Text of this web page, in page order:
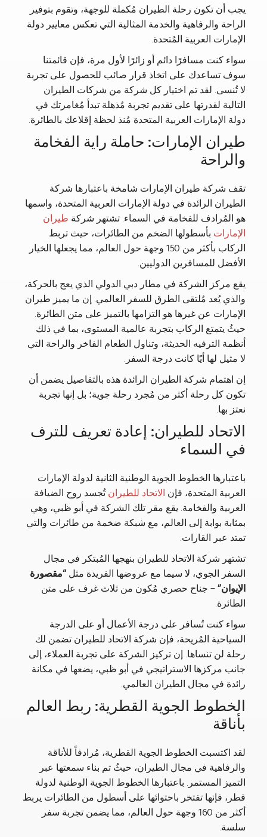
يجب أن تكون رحلة الطيران مُكملة للوجهة، وتقوم بتوفير
الراحة والرفاهية والخدمة المثالية التي تعكس معايير دولة
الإمارات العربية المُتحدة.
سواء كنت مسافرًا دائم أو زائرًا لأول مرة، فإن قائمتنا
سوف تساعدك على اتخاذ قرار صائب للحصول على تجربة
لا تُنسى. لقد تم اختيار كل شركة من شركات الطيران
التالية لقدرتها على تقديم تجربة مُذهلة تبدأ مُغامرتك في
دولة الإمارات العربية المتحدة مُنذ لحظة إقلاعك بالطائرة.
طيران الإمارات: حاملة راية الفخامة
والراحة
تقف شركة طيران الإمارات شامخة باعتبارها شركة
الطيران الرائدة في دولة الإمارات العربية المتحدة، واسمها
هو المُرادف للفخامة في السماء. تشتهر شركةطيران
الإماراتبأسطولها الضخم من الطائرات، حيث تربط
الركاب بأكثر من 150 وجهة حول العالم، مما يجعلها الخيار
الأفضل للمسافرين الدوليين.
يقع مركز الشركة في مطار دبي الدولي الذي يعج بالحركة،
والذي يُعد مُلتقى الطرق للسفر العالمي. إن ما يميز طيران
الإمارات عن غيرها هو التزامها بالتميز على متن الطائرة.
حيثُ يتمتع الركاب بتجربة عالمية المستوى، بما في ذلك
أنظمة الترفيه الحديثة، وتناول الطعام الفاخر والراحة التي
لا مثيل لها أيًا كانت درجة السفر.
إن اهتمام شركة الطيران الرائدة هذه بالتفاصيل يضمن أن
تكون كل رحلة أكثر من مُجرد رحلة جوية؛ بل إنها تجربة
نعتز بها.
الاتحاد للطيران: إعادة تعريف للترف
في السماء
باعتبارها الخطوط الجوية الوطنية الثانية لدولة الإمارات
العربية المتحدة، فإنالاتحاد للطيرانتُجسد روح الضيافة
العربية والفخامة. يقع مقر تلك الشركة في أبو ظبي، وهي
بمثابة بوابة إلى العالم، مع شبكة ضخمة من طائرات والتي
تمتد عبر القارات.
تشتهر شركة الاتحاد للطيران بنهجها المُبتكر في مجال
السفر الجوي، لا سيما مع عروضها الفريدة مثل“مقصورة
الإيوان”– جناح حصري مُكون من ثلاث غرف على متن
الطائرة.
سواء كنت تُسافر على درجة الأعمال أو على الدرجة
السياحية المُريحة، فإن شركة الاتحاد للطيران تضمن لك
رحلة لن تنساها. إن تركيز الشركة على تجربة العملاء، إلى
جانب مركزها الاستراتيجي في أبو ظبي، يضعها في مكانة
رائدة في مجال الطيران العالمي.
الخطوط الجوية القطرية: ربط العالم
بأناقة
لقد اكتسبت الخطوط الجوية القطرية، مُرادفاً للأناقة
والرفاهية في مجال الطيران، حيثُ تم بناء سمعتها عبر
التميز المستمر. باعتبارها الخطوط الجوية الوطنية لدولة
قطر، فإنها تفتخر باحتوائها على أسطول من الطائرات يربط
أكثر من 160 وجهة حول العالم، مما يضمن تجربة سفر
سلسة.